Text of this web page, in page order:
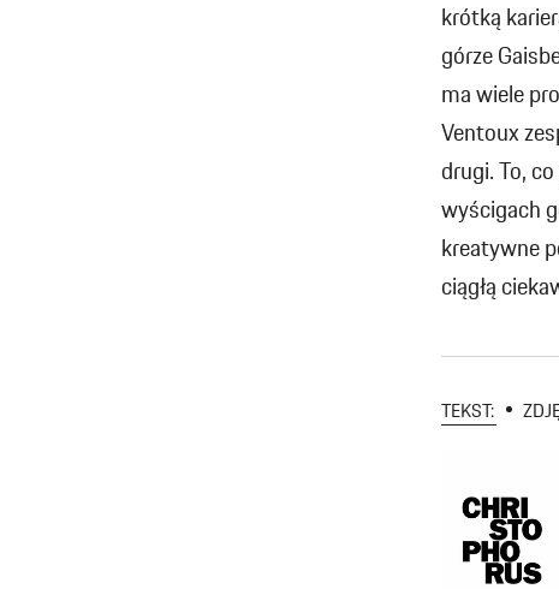
krótką
górze
ma wiele
Ventoux
drugi. To,
wyścigach
kreatywne
ciągłą
TEKST: